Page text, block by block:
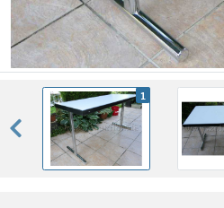
zurück blättern
1